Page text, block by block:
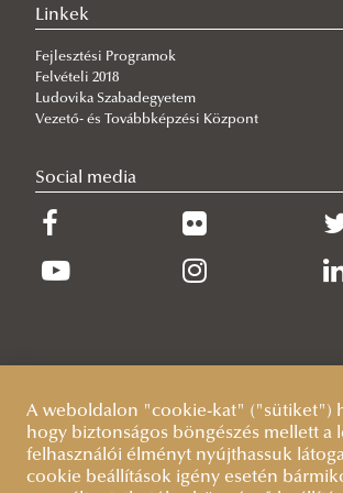
Linkek
Fejlesztési Programok
Felvételi 2018
Ludovika Szabadegyetem
Vezető- és Továbbképzési Központ
Social media
A weboldalon "cookie-kat" ("sütiket")
hogy biztonságos böngészés mellett a
felhasználói élményt nyújthassuk
cookie beállítások igény esetén